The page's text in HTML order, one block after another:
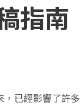
指南
，已經影響了許多